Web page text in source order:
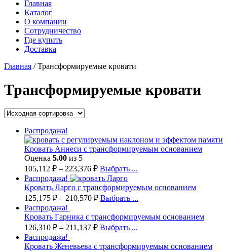
Главная
Каталог
О компании
Сотрудничество
Где купить
Доставка
Главная / Трансформируемые кровати
Трансформируемые кровати
Распродажа!
Кровать Аннеси с трансформируемым основанием
Оценка 5.00 из 5
105,112 ₽ – 223,376 ₽ Выбрать ...
Распродажа!
Кровать Ларго с трансформируемым основанием
125,175 ₽ – 210,570 ₽ Выбрать ...
Распродажа!
Кровать Гарника с трансформируемым основанием
126,310 ₽ – 211,137 ₽ Выбрать ...
Распродажа!
Кровать Женевьева с трансформируемым основанием